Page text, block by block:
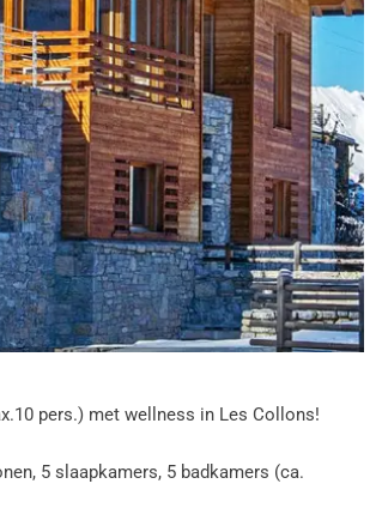
pers.) met wellness in Les Collons!
5 slaapkamers, 5 badkamers (ca.